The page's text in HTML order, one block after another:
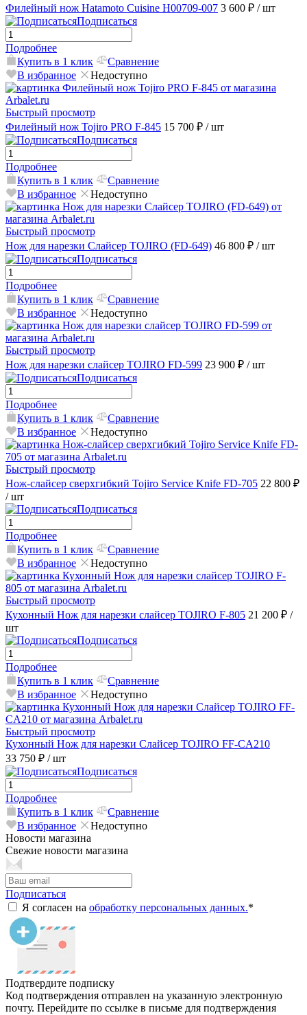
Филейный нож Hatamoto Cuisine H00709-007 3 600 ₽ / шт
Подписаться
Подробнее
Купить в 1 клик
Сравнение
В избранное
Недоступно
Быстрый просмотр
Филейный нож Tojiro PRO F-845 15 700 ₽ / шт
Подписаться
Подробнее
Купить в 1 клик
Сравнение
В избранное
Недоступно
Быстрый просмотр
Нож для нарезки Слайсер TOJIRO (FD-649) 46 800 ₽ / шт
Подписаться
Подробнее
Купить в 1 клик
Сравнение
В избранное
Недоступно
Быстрый просмотр
Нож для нарезки слайсер TOJIRO FD-599 23 900 ₽ / шт
Подписаться
Подробнее
Купить в 1 клик
Сравнение
В избранное
Недоступно
Быстрый просмотр
Нож-слайсер сверхгибкий Tojiro Service Knife FD-705 22 800 ₽
/ шт
Подписаться
Подробнее
Купить в 1 клик
Сравнение
В избранное
Недоступно
Быстрый просмотр
Кухонный Нож для нарезки слайсер TOJIRO F-805 21 200 ₽ /
шт
Подписаться
Подробнее
Купить в 1 клик
Сравнение
В избранное
Недоступно
Быстрый просмотр
Кухонный Нож для нарезки Слайсер TOJIRO FF-CA210
33 750 ₽ / шт
Подписаться
Подробнее
Купить в 1 клик
Сравнение
В избранное
Недоступно
Новости магазина
Свежие новости магазина
Подписаться
Я согласен на обработку персональных данных.*
Подтвердите подписку
Код подтверждения отправлен на указанную электронную
почту. Перейдите по ссылке в письме для подтверждения